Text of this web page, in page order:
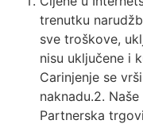
trenutku
sve troškove,
nisu uključene i
Carinjenje se
naknadu.2.
Partnerska